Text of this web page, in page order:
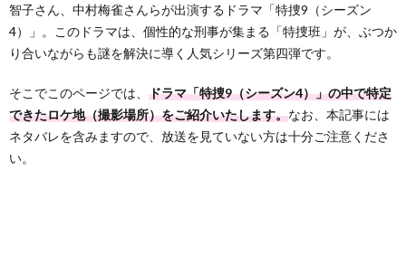
智子さん、中村梅雀さんらが出演するドラマ「特捜9（シーズン
4）」。このドラマは、個性的な刑事が集まる「特捜班」が、ぶつか
り合いながらも謎を解決に導く人気シリーズ第四弾です。
そこでこのページでは、 ドラマ「特捜9（シーズン4）」の中で特定
できたロケ地（撮影場所）をご紹介いたします。なお、本記事には
ネタバレを含みますので、放送を見ていない方は十分ご注意くださ
い。